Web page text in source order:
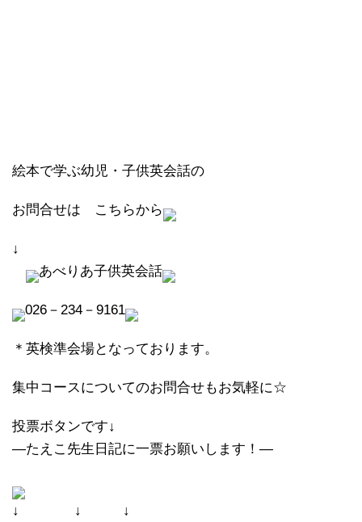
絵本で学ぶ幼児・子供英会話の
お問合せは こちらから
↓
あべりあ子供英会話
026－234－9161
＊英検準会場となっております。
集中コースについてのお問合せもお気軽に☆
投票ボタンです↓
―たえこ先生日記に一票お願いします！―
↓ ↓ ↓